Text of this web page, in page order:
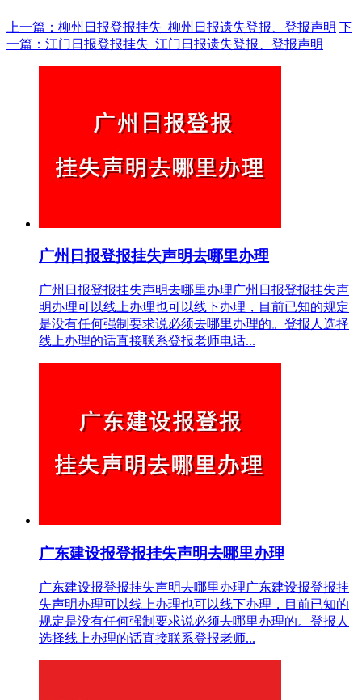
上一篇：柳州日报登报挂失_柳州日报遗失登报、登报声明 下
一篇：江门日报登报挂失_江门日报遗失登报、登报声明
广州日报登报挂失声明去哪里办理
广州日报登报挂失声明去哪里办理广州日报登报挂失声
明办理可以线上办理也可以线下办理，目前已知的规定
是没有任何强制要求说必须去哪里办理的。登报人选择
线上办理的话直接联系登报老师电话...
广东建设报登报挂失声明去哪里办理
广东建设报登报挂失声明去哪里办理广东建设报登报挂
失声明办理可以线上办理也可以线下办理，目前已知的
规定是没有任何强制要求说必须去哪里办理的。登报人
选择线上办理的话直接联系登报老师...